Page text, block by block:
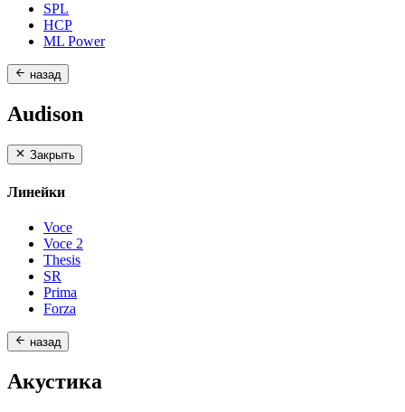
SPL
HCP
ML Power
назад
Audison
Закрыть
Линейки
Voce
Voce 2
Thesis
SR
Prima
Forza
назад
Акустика